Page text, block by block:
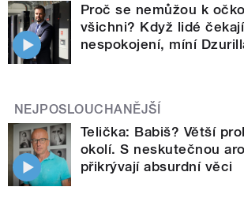
Proč se nemůžou k
všichni? Když lidé
nespokojení, míní
NEJPOSLOUCHANĚJŠÍ
Telička: Babiš? Větší
okolí. S neskutečnou
přikrývají absurdní věci